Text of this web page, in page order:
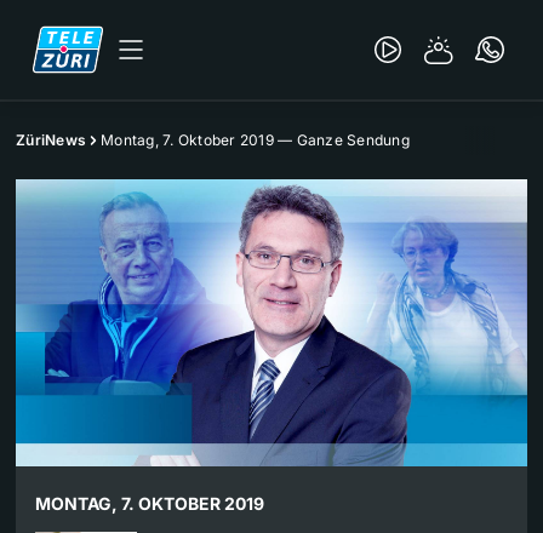
ZüriNews Montag, 7. Oktober 2019 — Ganze Sendung
MONTAG, 7. OKTOBER 2019